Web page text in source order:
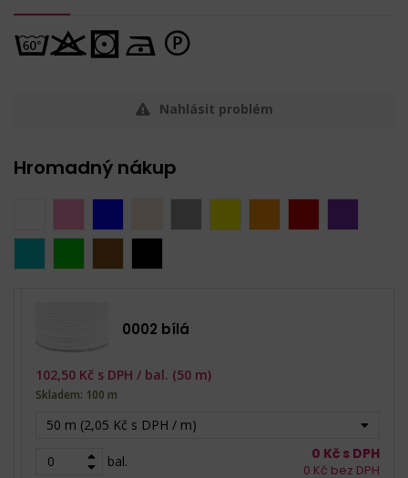
Nahlásit problém
Hromadný nákup
0002 bílá
50 m (2,05 Kč s DPH / m)
bal.
102,50 Kč s DPH / bal. (50 m)
Skladem: 100 m
0 Kč s DPH
0 Kč bez DPH